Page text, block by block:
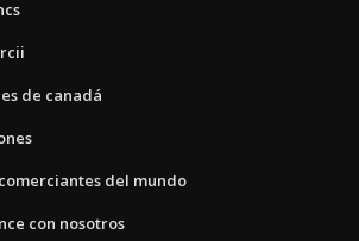
de canadá
del mundo
con nosotros